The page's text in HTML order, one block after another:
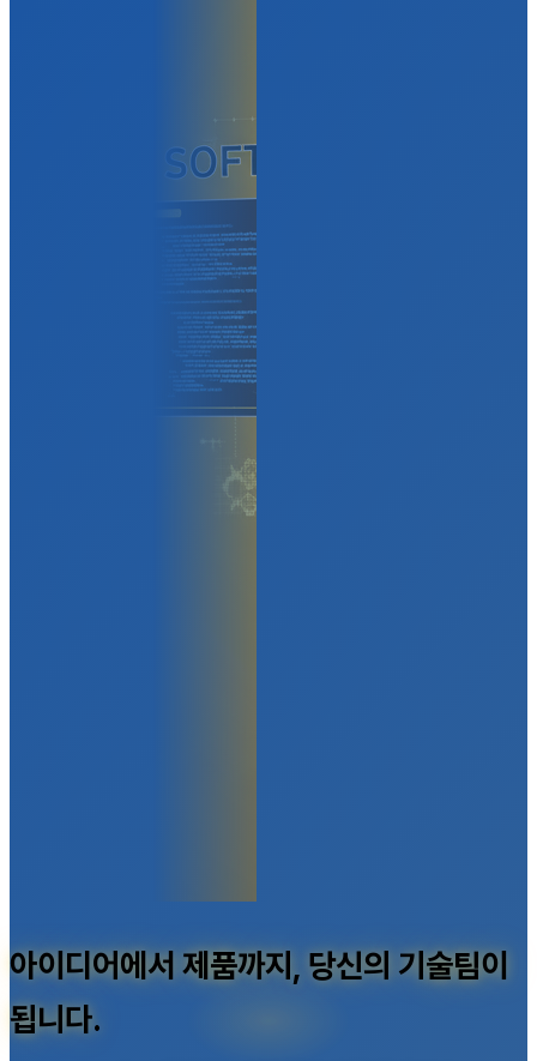
아이디어에서 제품까지, 당신의 기술팀이
됩니다.